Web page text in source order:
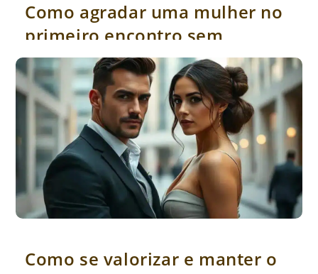
Como agradar uma mulher no
primeiro encontro sem
exagerar
Como se valorizar e manter o